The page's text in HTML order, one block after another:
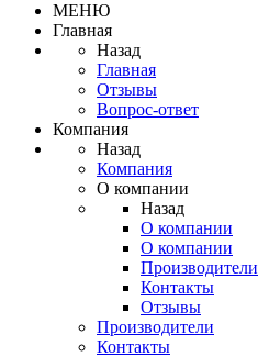
МЕНЮ
Главная
Назад
Главная
Отзывы
Вопрос-ответ
Компания
Назад
Компания
О компании
Назад
О компании
О компании
Производители
Контакты
Отзывы
Производители
Контакты